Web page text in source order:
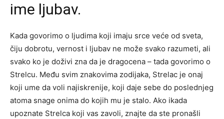
ime ljubav.
Kada govorimo o ljudima koji imaju srce veće od sveta,
čiju dobrotu, vernost i ljubav ne može svako razumeti, ali
svako ko je doživi zna da je dragocena – tada govorimo o
Strelcu. Među svim znakovima zodijaka, Strelac je onaj
koji ume da voli najiskrenije, koji daje sebe do poslednjeg
atoma snage onima do kojih mu je stalo. Ako ikada
upoznate Strelca koji vas zavoli, znajte da ste pronašli